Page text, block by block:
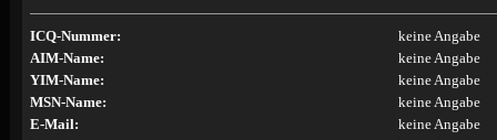
ICQ-Nummer:
keine Angabe
AIM-Name:
keine Angabe
YIM-Name:
keine Angabe
MSN-Name:
keine Angabe
E-Mail:
keine Angabe